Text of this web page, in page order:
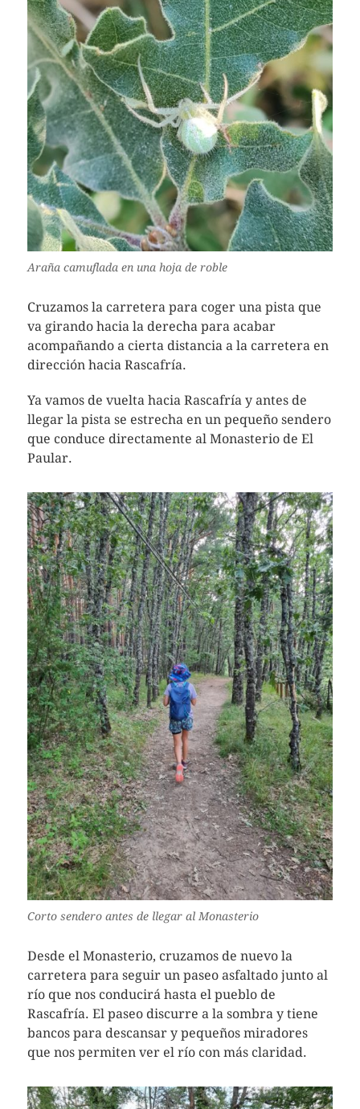
Araña camuflada en una hoja de roble
Cruzamos la carretera para coger una pista que
va girando hacia la derecha para acabar
acompañando a cierta distancia a la carretera en
dirección hacia Rascafría.
Ya vamos de vuelta hacia Rascafría y antes de
llegar la pista se estrecha en un pequeño sendero
que conduce directamente al Monasterio de El
Paular.
Corto sendero antes de llegar al Monasterio
Desde el Monasterio, cruzamos de nuevo la
carretera para seguir un paseo asfaltado junto al
río que nos conducirá hasta el pueblo de
Rascafría. El paseo discurre a la sombra y tiene
bancos para descansar y pequeños miradores
que nos permiten ver el río con más claridad.